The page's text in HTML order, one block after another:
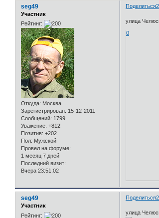
Поделиться
seg49
Участник
Рейтинг:
Откуда: Москва
Зарегистрирован: 15-12-2011
Сообщений: 1799
Уважение: +812
Позитив: +202
Пол: Мужской
Провел на форуме:
1 месяц 7 дней
Последний визит:
Вчера 23:51:02
улица
0
Поделиться
seg49
Участник
Рейтинг:
улица